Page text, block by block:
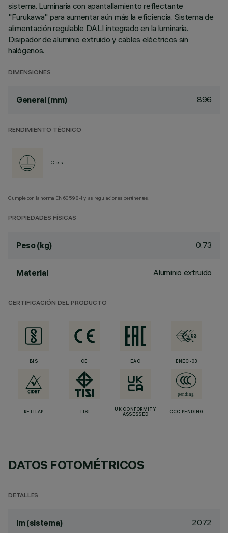
sistema. Luminaria con apantallamiento reflectante
"Furukawa" para aumentar aún más la eficiencia. Sistema de
alimentación regulable DALI integrado en la luminaria.
Disipador de aluminio extruido y cables eléctricos sin
halógenos.
DIMENSIONES
General (mm) 896
RENDIMIENTO TÉCNICO
Class I
Cumple con la norma EN60598-1 y las regulaciones pertinentes.
PROPIEDADES FÍSICAS
Peso (kg) 0.73
Material Aluminio extruido
CERTIFICACIÓN DEL PRODUCTO
BIS CE EAC ENEC-03
RETILAP TISI
UK CONFORMITY
ASSESSED
CCC PENDING
DATOS FOTOMÉTRICOS
DETALLES
lm (sistema) 2072